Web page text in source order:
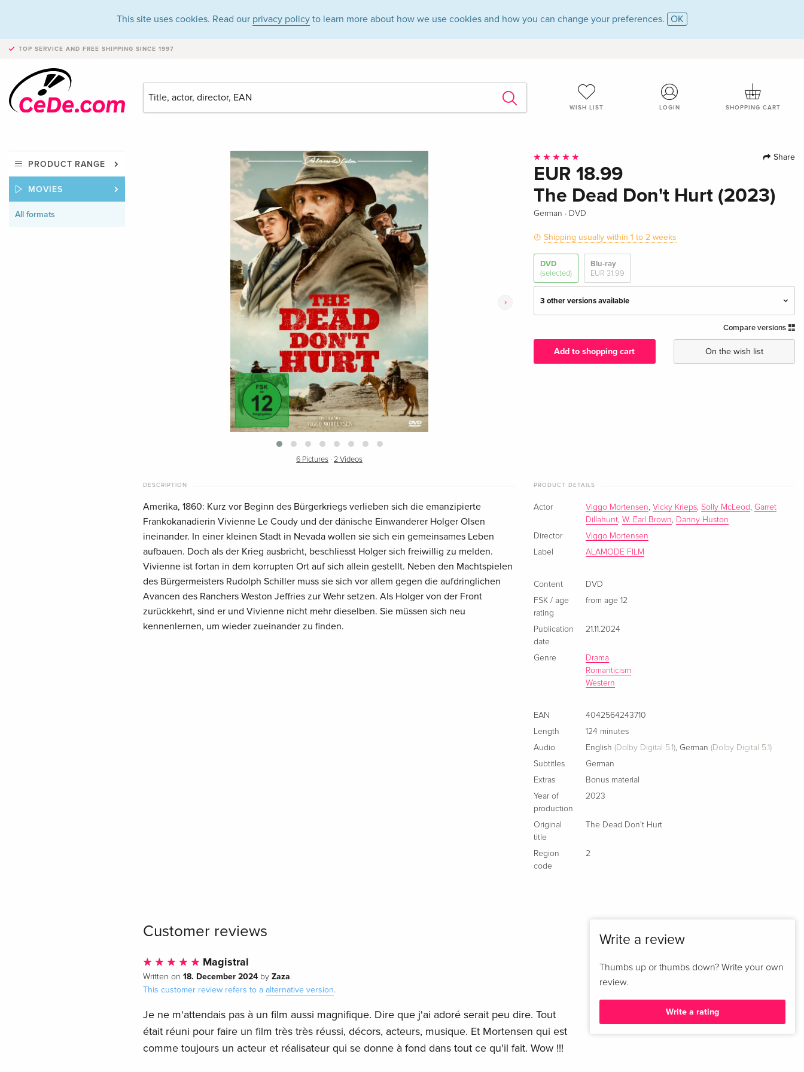
This site uses cookies. Read our privacy policy to learn more about how we use cookies and how you can change your preferences. OK
TOP SERVICE AND FREE SHIPPING SINCE 1997
WISH LIST LOGIN SHOPPING CART
PRODUCT RANGE
MOVIES
All formats
›
6 Pictures ·2 Videos
Share
EUR 18.99
The Dead Don't Hurt (2023)
German · DVD
Shipping usually within 1 to 2 weeks
DVD
(selected)
Blu-ray
EUR 31.99
3 other versions available
English · US Version
EUR 30.99
Compare versions
Add to shopping cart On the wish list
DESCRIPTION
Amerika, 1860: Kurz vor Beginn des Bürgerkriegs verlieben sich die emanzipierte
Frankokanadierin Vivienne Le Coudy und der dänische Einwanderer Holger Olsen
ineinander. In einer kleinen Stadt in Nevada wollen sie sich ein gemeinsames Leben
aufbauen. Doch als der Krieg ausbricht, beschliesst Holger sich freiwillig zu melden.
Vivienne ist fortan in dem korrupten Ort auf sich allein gestellt. Neben den Machtspielen
des Bürgermeisters Rudolph Schiller muss sie sich vor allem gegen die aufdringlichen
Avancen des Ranchers Weston Jeffries zur Wehr setzen. Als Holger von der Front
zurückkehrt, sind er und Vivienne nicht mehr dieselben. Sie müssen sich neu
kennenlernen, um wieder zueinander zu finden.
PRODUCT DETAILS
Actor Viggo Mortensen,Vicky Krieps,Solly McLeod ,Garret
Dillahunt,W. Earl Brown, Danny Huston
Director
Viggo Mortensen
Label
ALAMODE FILM
Content
DVD
FSK / age
rating
from age 12
Publication
date
21.11.2024
Genre
Drama
Romanticism
Western
EAN
4042564243710
Length
124 minutes
Audio
English (Dolby Digital 5.1),German (Dolby Digital 5.1)
Subtitles
German
Extras
Bonus material
Year of
production
2023
Original
title
The Dead Don't Hurt
Region
code
2
Customer reviews
Magistral
Written on 18. December 2024by Zaza.
This customer review refers to a alternative version.
Je ne m'attendais pas à un film aussi magnifique. Dire que j'ai adoré serait peu dire. Tout
était réuni pour faire un film très très réussi, décors, acteurs, musique. Et Mortensen qui est
comme toujours un acteur et réalisateur qui se donne à fond dans tout ce qu'il fait. Wow !!!
Write a review
Thumbs up or thumbs down? Write your own
review.
Write a rating